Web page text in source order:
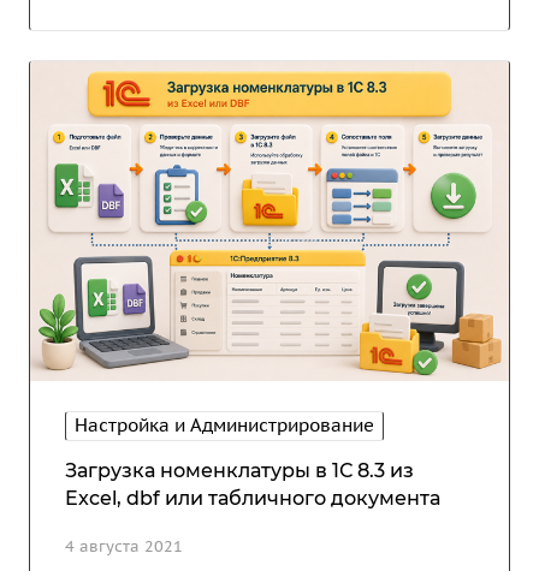
Настройка и Администрирование
4 августа 2021
Загрузка номенклатуры в 1С 8.3 из
Excel, dbf или табличного документа